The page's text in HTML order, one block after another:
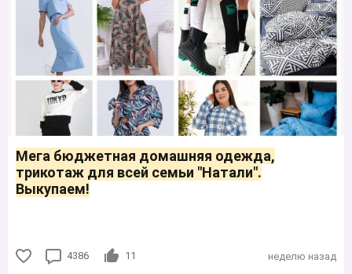
Мега бюджетная домашняя одежда,
трикотаж для всей семьи "Натали".
Выкупаем!
4386 11 неделю назад